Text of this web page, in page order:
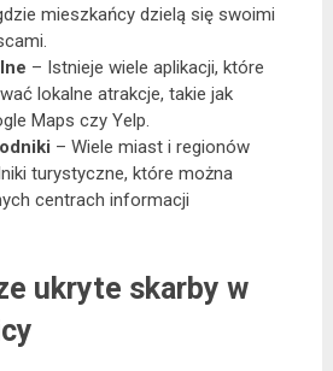
mieszkańcy dzielą się swoimi
– Istnieje wiele aplikacji, które
lokalne atrakcje, takie jak
Maps czy Yelp.
– Wiele miast i regionów
turystyczne, które można
centrach informacji
ukryte skarby w